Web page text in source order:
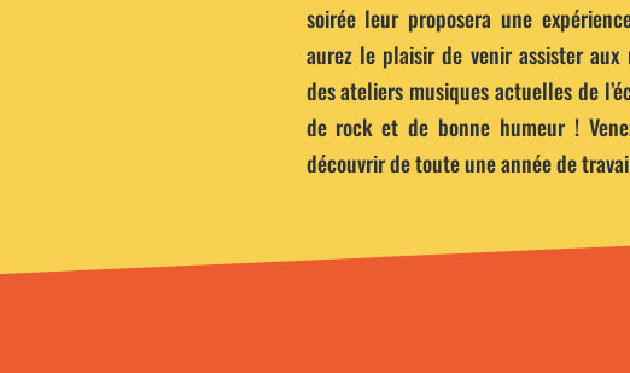
soirée leur proposera une
aurez le plaisir de venir assister aux
des ateliers musiques actuelles de
de rock et de bonne humeur !
découvrir de toute une année de